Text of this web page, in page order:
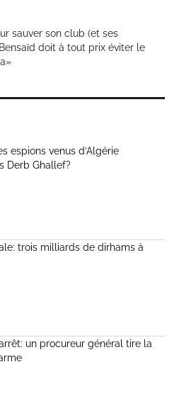
sauver son club (et ses
doit à tout prix éviter le
espions venus d’Algérie
Derb Ghallef?
trois milliards de dirhams à
un procureur général tire la